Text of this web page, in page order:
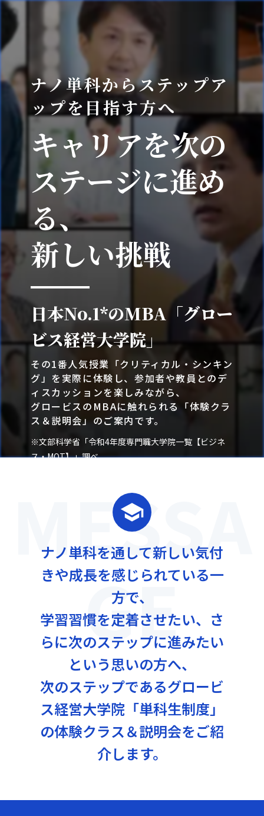
ナノ単科からステップア
ップを目指す方へ
キャリアを次の
ステージに進め
る、
新しい挑戦
日本No.1*のMBA「グロー
ビス経営大学院」
その1番人気授業「クリティカル・シンキン
グ」を実際に体験し、参加者や教員とのデ
ィスカッションを楽しみながら、
グロービスのMBAに触れられる「体験クラ
ス＆説明会」のご案内です。
※文部科学省「令和4年度専門職大学院一覧【ビジネ
ス・MOT】」調べ
体験クラス＆説明会のお申し込み
はこちら
MESSA
GE
school
ナノ単科を通して新しい気付
きや成長を感じられている一
方で、
学習習慣を定着させたい、さ
らに次のステップに進みたい
という思いの方へ、
次のステップであるグロービ
ス経営大学院「単科生制度」
の体験クラス＆説明会をご紹
介します。